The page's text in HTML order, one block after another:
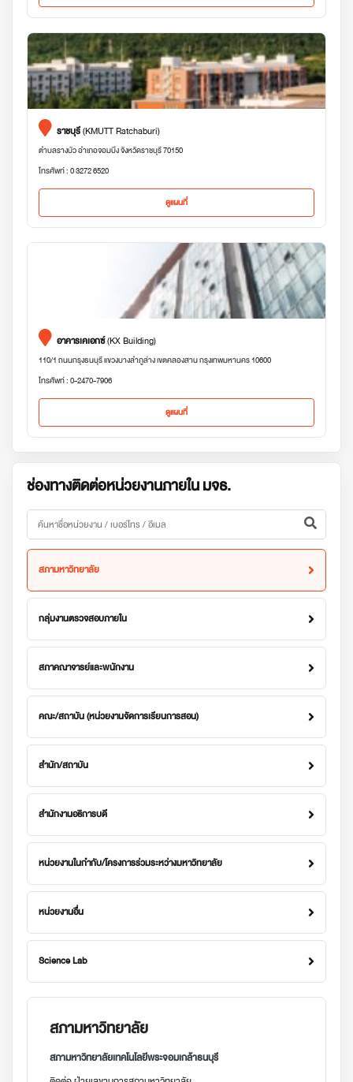
ราชบุรี(KMUTT Ratchaburi)
ตำบลรางบัว อำเภอจอมบึง จังหวัดราชบุรี 70150
โทรศัพท์ : 0 3272 6520
ดูแผนที่
อาคารเคเอกซ์(KX Building)
110/1 ถนนกรุงธนบุรี แขวงบางลำภูล่าง เขตคลองสาน กรุงเทพมหานคร 10600
โทรศัพท์ : 0-2470-7906
ดูแผนที่
ช่องทางติดต่อหน่วยงานภายใน มจธ.
สภามหาวิทยาลัย
กลุ่มงานตรวจสอบภายใน
สภาคณาจารย์และพนักงาน
คณะ/สถาบัน (หน่วยงานจัดการเรียนการสอน)
สำนัก/สถาบัน
สำนักงานอธิการบดี
หน่วยงานในกำกับ/โครงการร่วมระหว่างมหาวิทยาลัย
หน่วยงานอื่น
Science Lab
สภามหาวิทยาลัย
สภามหาวิทยาลัยเทคโนโลยีพระจอมเกล้าธนบุรี